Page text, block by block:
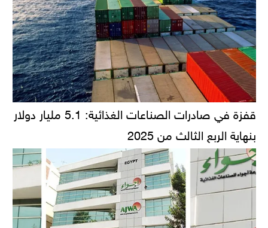
قفزة في صادرات الصناعات الغذائية: 5.1 مليار دولار
بنهاية الربع الثالث من 2025